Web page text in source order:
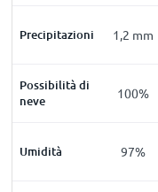
Precipitazioni 1,2 mm
Possibilità di
neve
100%
Umidità 97%